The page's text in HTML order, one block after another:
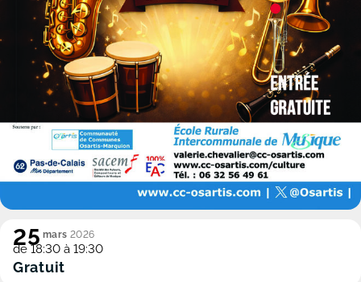
25mars 2026
de 18:30 à 19:30
Gratuit